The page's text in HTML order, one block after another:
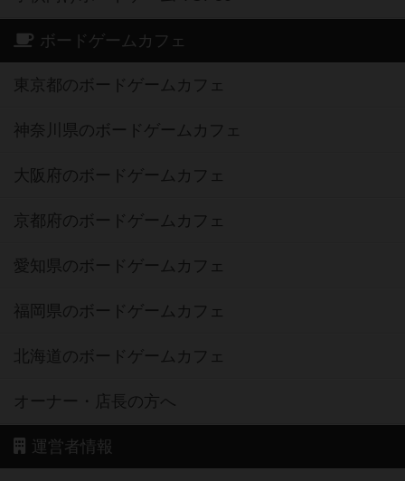
ボードゲームカフェ
東京都のボードゲームカフェ
神奈川県のボードゲームカフェ
大阪府のボードゲームカフェ
京都府のボードゲームカフェ
愛知県のボードゲームカフェ
福岡県のボードゲームカフェ
北海道のボードゲームカフェ
オーナー・店長の方へ
運営者情報